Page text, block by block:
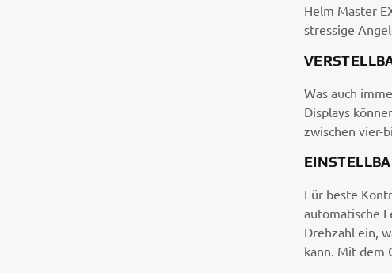
Helm Master
stressige
Was auch
Displays
zwischen vier-
Für beste
automatische
Drehzahl ein,
kann. Mit dem